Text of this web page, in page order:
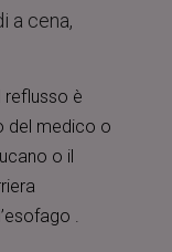
a cena,
reflusso è
del medico o
o il
.